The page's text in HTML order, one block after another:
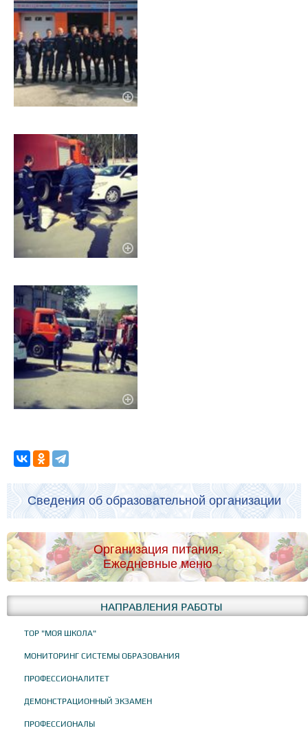
Сведения об образовательной организации
Организация питания.
Ежедневные меню
НАПРАВЛЕНИЯ РАБОТЫ
ТОР "МОЯ ШКОЛА"
МОНИТОРИНГ СИСТЕМЫ ОБРАЗОВАНИЯ
ПРОФЕССИОНАЛИТЕТ
ДЕМОНСТРАЦИОННЫЙ ЭКЗАМЕН
ПРОФЕССИОНАЛЫ